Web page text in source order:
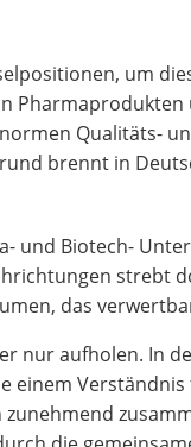
um
Qualitäts-
brennt in
und Biotech-
strebt
das
nur aufholen. In
einem